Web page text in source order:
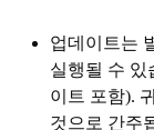
업데이트는
실행될 수 있
이트 포함).
것으로 간주